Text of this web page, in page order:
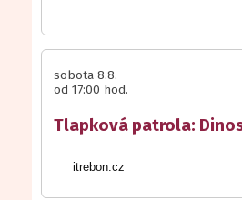
sobota 8.8.
od 17:00 hod.
Tlapková patrola:
itrebon.cz